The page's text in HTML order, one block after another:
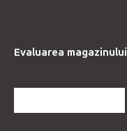
Evaluarea magazinului